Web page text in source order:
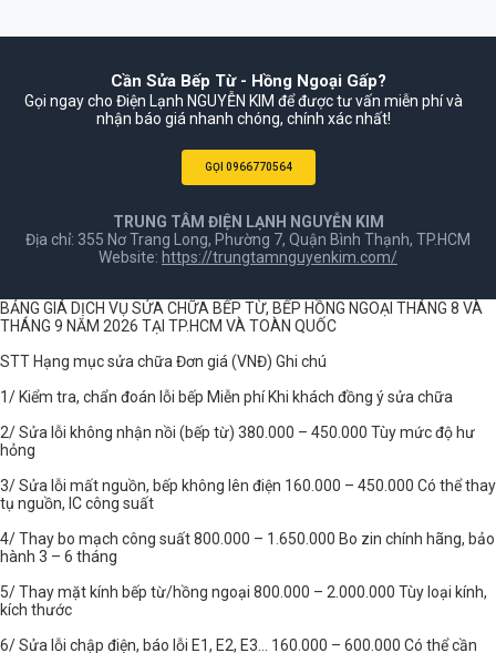
Cần Sửa Bếp Từ - Hồng Ngoại Gấp?
Gọi ngay cho Điện Lạnh NGUYỄN KIM để được tư vấn miễn phí và
nhận báo giá nhanh chóng, chính xác nhất!
GỌI 0966770564
TRUNG TÂM ĐIỆN LẠNH NGUYỄN KIM
Địa chỉ: 355 Nơ Trang Long, Phường 7, Quận Bình Thạnh, TP.HCM
Website: https://trungtamnguyenkim.com/
BẢNG GIÁ DỊCH VỤ SỬA CHỮA BẾP TỪ, BẾP HỒNG NGOẠI THÁNG 8 VÀ
THÁNG 9 NĂM 2026 TẠI TP.HCM VÀ TOÀN QUỐC
STT Hạng mục sửa chữa Đơn giá (VNĐ) Ghi chú
1/ Kiểm tra, chẩn đoán lỗi bếp Miễn phí Khi khách đồng ý sửa chữa
2/ Sửa lỗi không nhận nồi (bếp từ) 380.000 – 450.000 Tùy mức độ hư
hỏng
3/ Sửa lỗi mất nguồn, bếp không lên điện 160.000 – 450.000 Có thể thay
tụ nguồn, IC công suất
4/ Thay bo mạch công suất 800.000 – 1.650.000 Bo zin chính hãng, bảo
hành 3 – 6 tháng
5/ Thay mặt kính bếp từ/hồng ngoại 800.000 – 2.000.000 Tùy loại kính,
kích thước
6/ Sửa lỗi chập điện, báo lỗi E1, E2, E3... 160.000 – 600.000 Có thể cần